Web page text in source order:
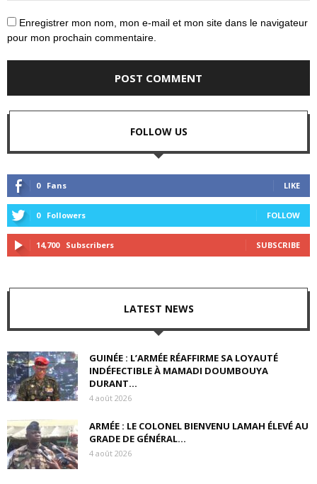
Enregistrer mon nom, mon e-mail et mon site dans le navigateur
pour mon prochain commentaire.
FOLLOW US
0 Fans LIKE
0 Followers FOLLOW
14,700 Subscribers SUBSCRIBE
LATEST NEWS
GUINÉE : L’ARMÉE RÉAFFIRME SA LOYAUTÉ
INDÉFECTIBLE À MAMADI DOUMBOUYA
DURANT...
4 août 2026
ARMÉE : LE COLONEL BIENVENU LAMAH ÉLEVÉ AU
GRADE DE GÉNÉRAL...
4 août 2026